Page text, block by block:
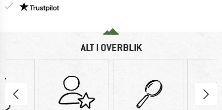
Vi er Trustpilot-certificeret - oplysningerne får du
ALT I OVERBLIK